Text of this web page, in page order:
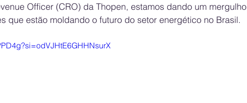
Officer (CRO) da Thopen, estamos dando um mergulho
que estão moldando o futuro do setor energético no Brasil.